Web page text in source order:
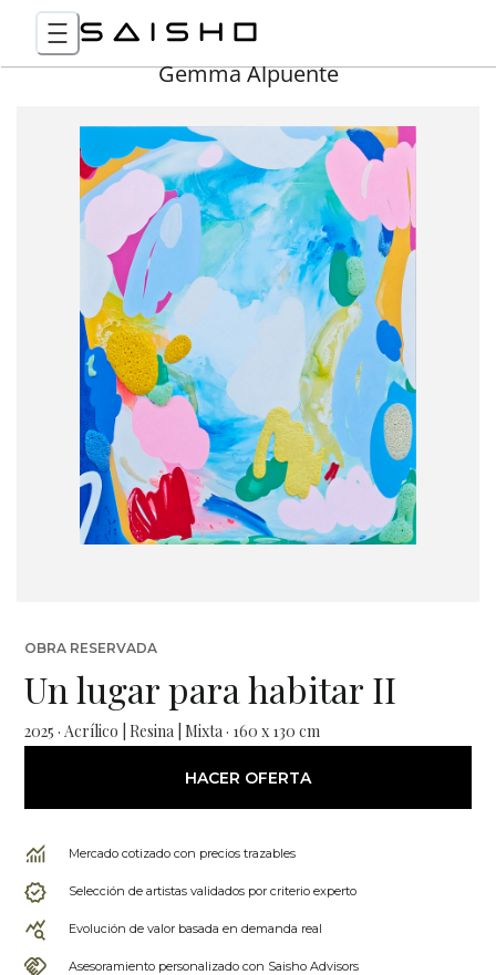
Gemma Alpuente
OBRA RESERVADA
Un lugar para habitar II
2025 · Acrílico | Resina | Mixta · 160 x 130 cm
HACER OFERTA
Mercado cotizado con precios trazables
Selección de artistas validados por criterio experto
Evolución de valor basada en demanda real
Asesoramiento personalizado con Saisho Advisors